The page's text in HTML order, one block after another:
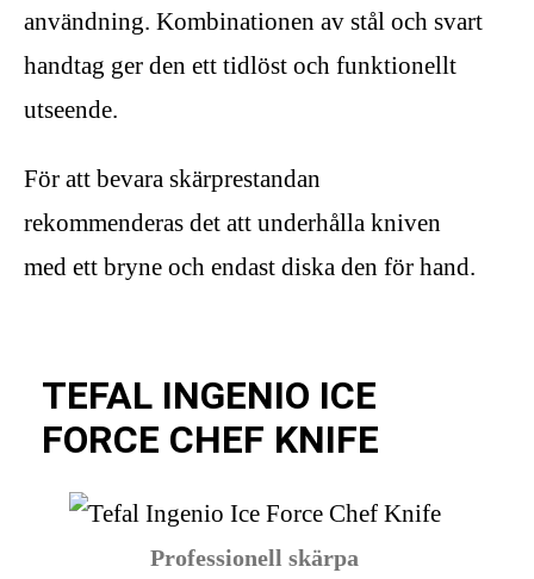
användning. Kombinationen av stål och svart
handtag ger den ett tidlöst och funktionellt
utseende.
För att bevara skärprestandan
rekommenderas det att underhålla kniven
med ett bryne och endast diska den för hand.
Professionell skärpa
TEFAL INGENIO ICE
FORCE CHEF KNIFE